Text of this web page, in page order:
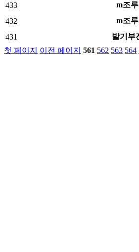
433
m조
432
m조
431
발기부
첫 페이지
이전 페이지 561 562 563 564